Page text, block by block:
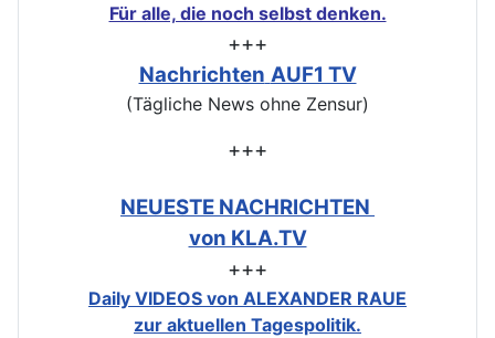
Für alle, die noch selbst denken.
+++
Nachrichten AUF1 TV
(Tägliche News ohne Zensur)
+++
NEUESTE NACHRICHTEN
von KLA.TV
+++
Daily VIDEOS von ALEXANDER RAUE
zur aktuellen Tagespolitik.